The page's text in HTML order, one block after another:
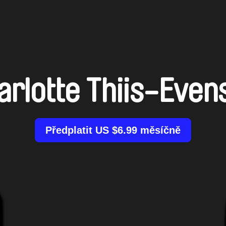
Thiis-
Předplatit US $6.99 měsíčně